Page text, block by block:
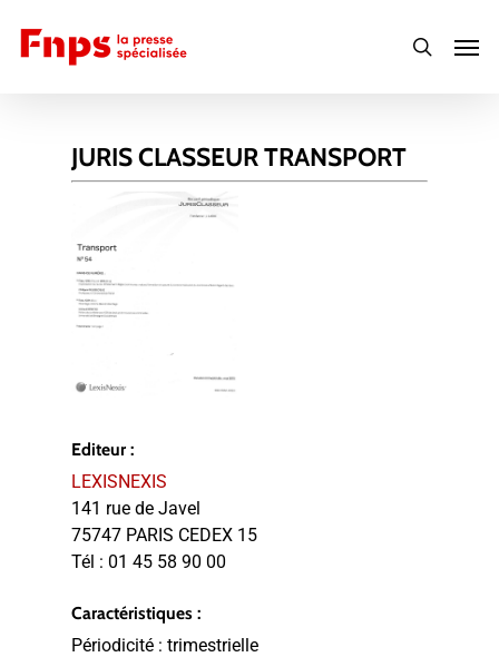
main
search
JURIS CLASSEUR TRANSPORT
Editeur :
LEXISNEXIS
141 rue de Javel
75747 PARIS CEDEX 15
Tél : 01 45 58 90 00
Caractéristiques :
Périodicité : trimestrielle